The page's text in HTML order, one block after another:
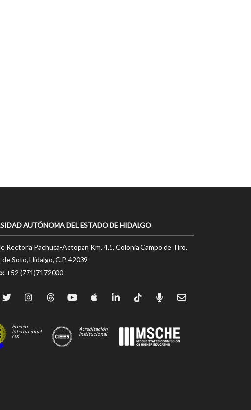
AUTÓNOMA DEL ESTADO DE HIDALGO
Rectoría Pachuca-Actopan Km. 4.5, Colonia Campo de Tiro,
de Soto, Hidalgo, C.P. 42039
+52 (771)7172000
Premio
Internacional
OX
Acreditación
Institucional